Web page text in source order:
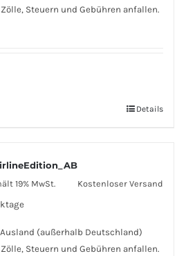
Steuern und Gebühren anfallen.
Details
19% MwSt.
Kostenloser Versand
(außerhalb Deutschland)
Steuern und Gebühren anfallen.